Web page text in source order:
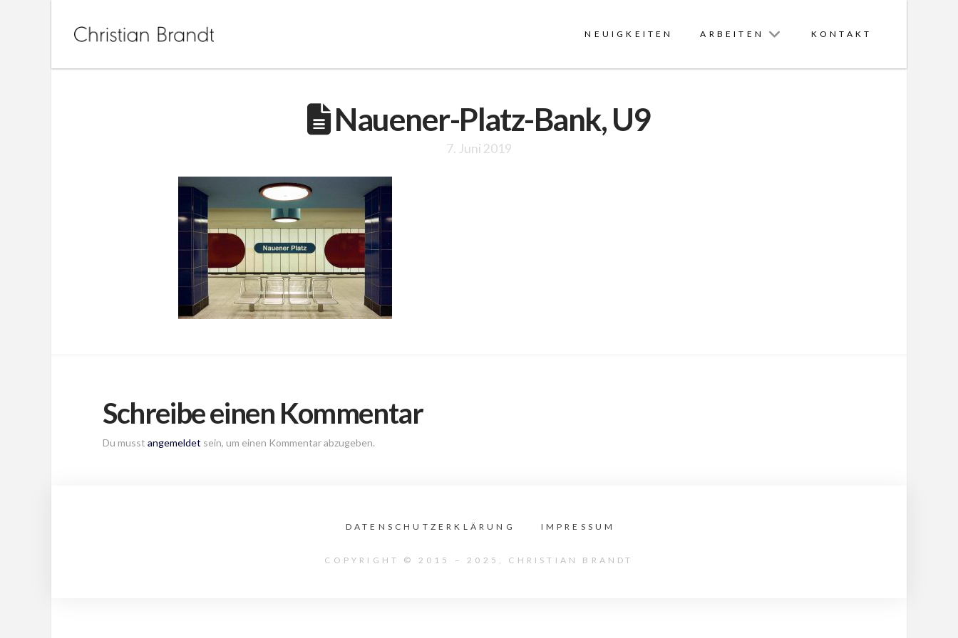
NEUIGKEITEN ARBEITEN KONTAKT
Nauener-Platz-Bank, U9
7. Juni 2019
Schreibe einen Kommentar
Du musst angemeldet sein, um einen Kommentar abzugeben.
DATENSCHUTZERKLÄRUNG IMPRESSUM
COPYRIGHT © 2015 – 2025, CHRISTIAN BRANDT